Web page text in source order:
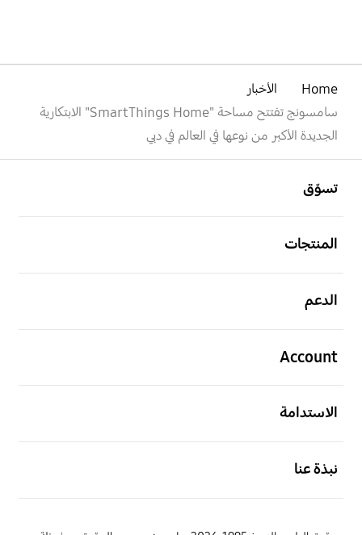
Home
الأخبار
سامسونج تفتتح مساحة "SmartThings Home" الابتكارية
الجديدة الأكبر من نوعها في العالم في دبي
تسوّق
المنتجات
الدعم
Account
الاستدامة
نبذة عنا